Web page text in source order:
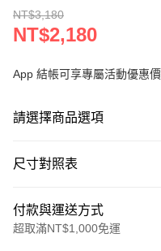
NT$3,180
NT$2,180
App 結帳可享專屬活動優惠價
請選擇商品選項
尺寸對照表
付款與運送方式
超取滿NT$1,000免運